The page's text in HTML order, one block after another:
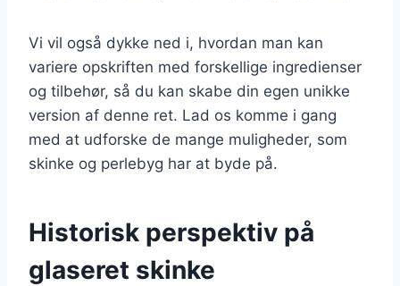
Vi vil også dykke ned i, hvordan man kan
variere opskriften med forskellige ingredienser
og tilbehør, så du kan skabe din egen unikke
version af denne ret. Lad os komme i gang
med at udforske de mange muligheder, som
skinke og perlebyg har at byde på.
Historisk perspektiv på
glaseret skinke